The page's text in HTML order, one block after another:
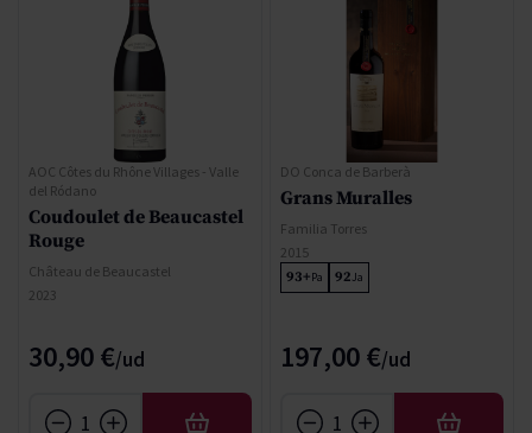
AOC Côtes du Rhône Villages - Valle
del Ródano
Coudoulet de Beaucastel
Rouge
Château de Beaucastel
2023
30,90 €
DO Conca de Barberà
Grans Muralles
Familia Torres
2015
93+Pa 92Ja
197,00 €